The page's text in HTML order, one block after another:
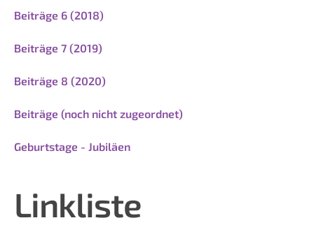
Beiträge 6 (2018)
Beiträge 7 (2019)
Beiträge 8 (2020)
Beiträge (noch nicht zugeordnet)
Geburtstage - Jubiläen
Linkliste